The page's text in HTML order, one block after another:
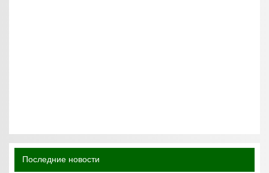
Последние новости